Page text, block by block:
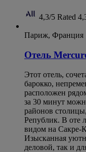
4,3/5 Rated
Париж, Франция
Отель
Этот отель,
барокко,
расположен
за 30 минут
районов
Републик. В оте
видом на Сакре-
Изысканная
деловой, так и